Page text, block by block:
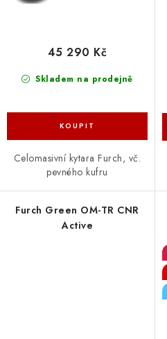
Skladem na prodejně
45 290 Kč
Celomasivní kytara Furch, vč.
pevného kufru
Furch Green OM-TR CNR
Active